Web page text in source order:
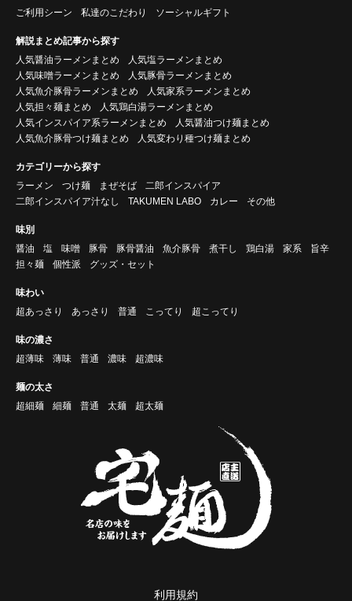
ご利用シーン
私達のこだわり ソーシャルギフト
解説まとめ記事から探す
人気醤油ラーメンまとめ
人気塩ラーメンまとめ
人気味噌ラーメンまとめ
人気豚骨ラーメンまとめ
人気魚介豚骨ラーメンまとめ
人気家系ラーメンまとめ
人気担々麺まとめ
人気鶏白湯ラーメンまとめ
人気インスパイア系ラーメンまとめ
人気醤油つけ麺まとめ
人気魚介豚骨つけ麺まとめ
人気変わり種つけ麺まとめ
カテゴリーから探す
ラーメン
つけ麺 まぜそば
二郎インスパイア
二郎インスパイア汁なし
TAKUMEN LABO カレー その他
味別
醤油
塩 味噌 豚骨 豚骨醤油 魚介豚骨 煮干し 鶏白湯 家系
旨辛
担々麺
個性派 グッズ・セット
味わい
超あっさり
あっさり 普通 こってり 超こってり
味の濃さ
超薄味
薄味 普通 濃味 超濃味
麺の太さ
超細麺
細麺 普通 太麺 超太麺
利用規約